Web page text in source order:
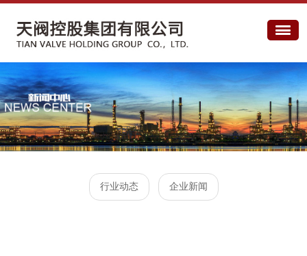
行业动态 企业新闻